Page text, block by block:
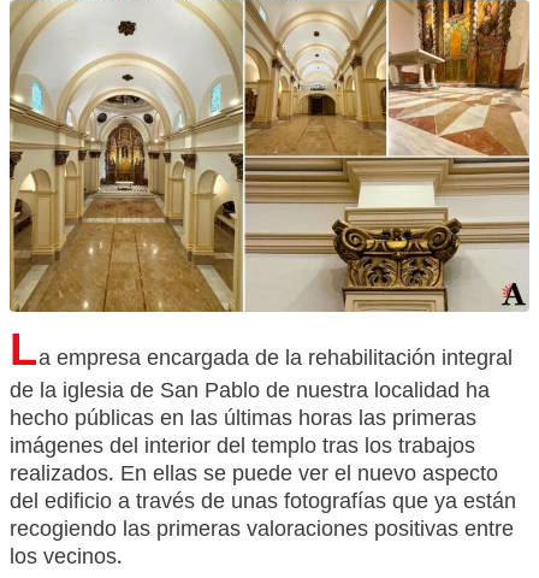
La empresa encargada de la rehabilitación integral
de la iglesia de San Pablo de nuestra localidad ha
hecho públicas en las últimas horas las primeras
imágenes del interior del templo tras los trabajos
realizados. En ellas se puede ver el nuevo aspecto
del edificio a través de unas fotografías que ya están
recogiendo las primeras valoraciones positivas entre
los vecinos.